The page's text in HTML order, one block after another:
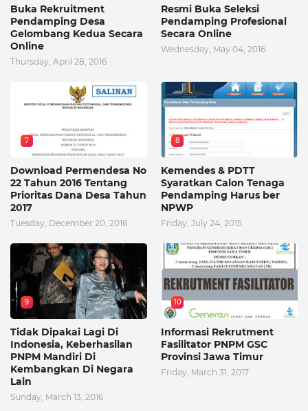
Buka Rekruitment
Pendamping Desa
Gelombang Kedua Secara
Online
Thursday, April 28, 2016
Resmi Buka Seleksi
Pendamping Profesional
Secara Online
Wednesday, May 04, 2016
7
Download Permendesa No
22 Tahun 2016 Tentang
Prioritas Dana Desa Tahun
2017
Tuesday, December 20, 2016
8
Kemendes & PDTT
Syaratkan Calon Tenaga
Pendamping Harus ber
NPWP
Friday, July 24, 2015
9
Tidak Dipakai Lagi Di
Indonesia, Keberhasilan
PNPM Mandiri Di
Kembangkan Di Negara
Lain
Sunday, March 13, 2016
10
Informasi Rekrutment
Fasilitator PNPM GSC
Provinsi Jawa Timur
Friday, March 31, 2017